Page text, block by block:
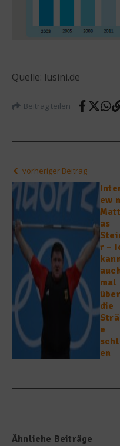
Quelle: lusini.de
Beitrag teilen
vorheriger Beitrag
ew
as
r –
mal
über
die
e
en
Ähnliche Beiträge